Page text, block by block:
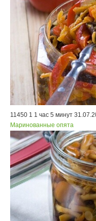
11450 1 1 час 5 минут
Маринованные опята